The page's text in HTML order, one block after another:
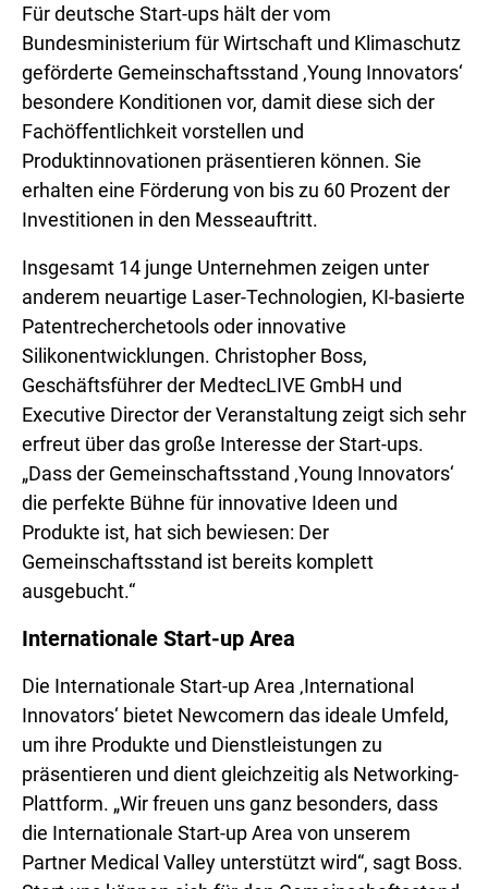
Für deutsche Start-ups hält der vom
Bundesministerium für Wirtschaft und Klimaschutz
geförderte Gemeinschaftsstand ‚Young Innovators‘
besondere Konditionen vor, damit diese sich der
Fachöffentlichkeit vorstellen und
Produktinnovationen präsentieren können. Sie
erhalten eine Förderung von bis zu 60 Prozent der
Investitionen in den Messeauftritt.
Insgesamt 14 junge Unternehmen zeigen unter
anderem neuartige Laser-Technologien, KI-basierte
Patentrecherchetools oder innovative
Silikonentwicklungen. Christopher Boss,
Geschäftsführer der MedtecLIVE GmbH und
Executive Director der Veranstaltung zeigt sich sehr
erfreut über das große Interesse der Start-ups.
„Dass der Gemeinschaftsstand ‚Young Innovators‘
die perfekte Bühne für innovative Ideen und
Produkte ist, hat sich bewiesen: Der
Gemeinschaftsstand ist bereits komplett
ausgebucht.“
Internationale Start-up Area
Die Internationale Start-up Area ‚International
Innovators‘ bietet Newcomern das ideale Umfeld,
um ihre Produkte und Dienstleistungen zu
präsentieren und dient gleichzeitig als Networking-
Plattform. „Wir freuen uns ganz besonders, dass
die Internationale Start-up Area von unserem
Partner Medical Valley unterstützt wird“, sagt Boss.